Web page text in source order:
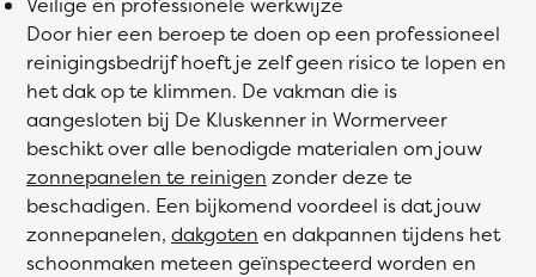
Door hier een beroep te doen op een professioneel
reinigingsbedrijf hoeft je zelf geen risico te lopen en
het dak op te klimmen. De vakman die is
aangesloten bij De Kluskenner in Wormerveer
beschikt over alle benodigde materialen om jouw
zonnepanelen te reinigen zonder deze te
beschadigen. Een bijkomend voordeel is dat jouw
zonnepanelen, dakgoten en dakpannen tijdens het
schoonmaken meteen geïnspecteerd worden en